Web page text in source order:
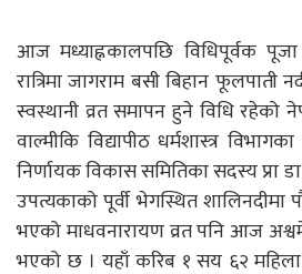
आज मध्याह्नकालपछि विधिपूर्वक
रात्रिमा जागराम बसी बिहान फूलपाती
स्वस्थानी व्रत समापन हुने विधि रहेको
वाल्मीकि विद्यापीठ धर्मशास्त्र
निर्णायक विकास समितिका सदस्य प्रा
उपत्यकाको पूर्वी भेगस्थित
भएको माधवनारायण व्रत पनि आज
भएको छ । यहाँ करिब १ सय ६२